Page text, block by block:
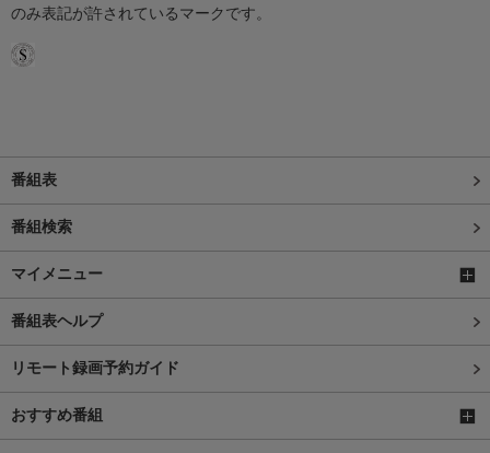
のみ表記が許されているマークです。
番組表
番組検索
マイメニュー
番組表ヘルプ
リモート録画予約ガイド
おすすめ番組